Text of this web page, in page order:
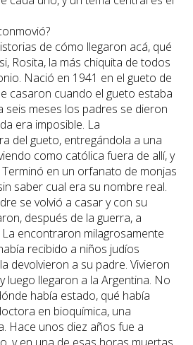
de cómo llegaron acá, qué
Rosita, la más chiquita de todos
Nació en 1941 en el gueto de
casaron cuando el gueto estaba
seis meses los padres se dieron
era imposible. La
del gueto, entregándola a una
como católica fuera de allí, y
en un orfanato de monjas
saber cual era su nombre real.
se volvió a casar y con su
después de la guerra, a
encontraron milagrosamente
recibido a niños judíos
devolvieron a su padre. Vivieron
luego llegaron a la Argentina. No
había estado, qué había
en bioquímica, una
Hace unos diez años fue a